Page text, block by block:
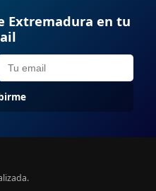
Extremadura en tu